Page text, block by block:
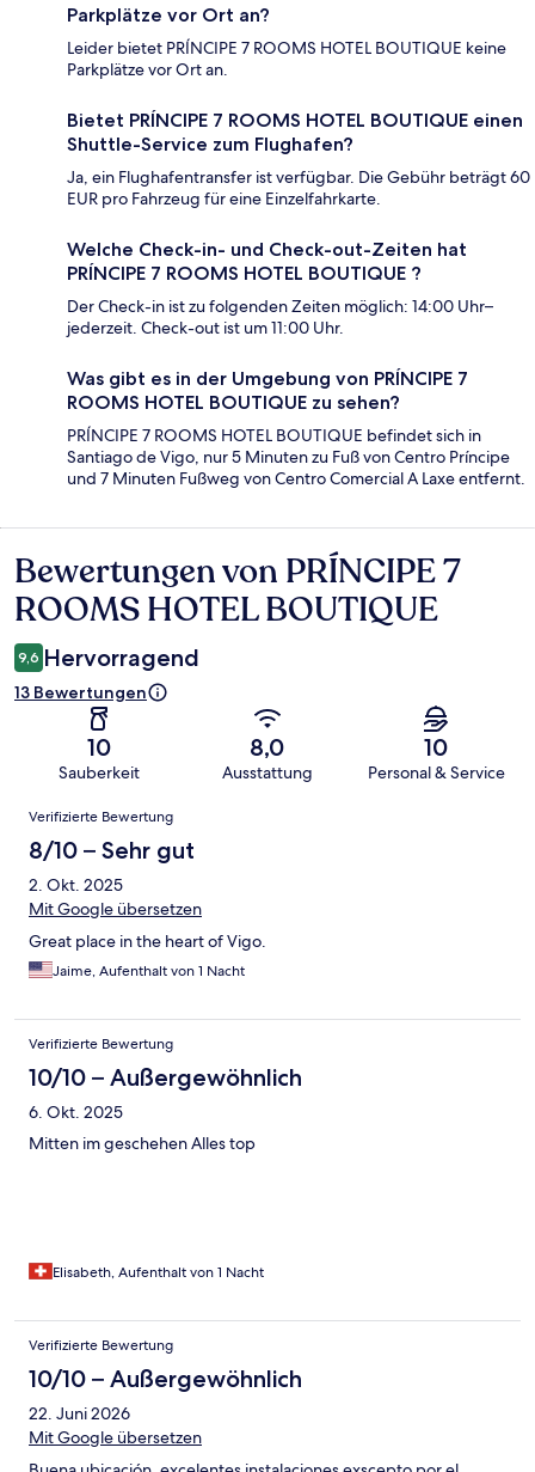
Parkplätze vor Ort an?
Leider bietet PRÍNCIPE 7 ROOMS HOTEL BOUTIQUE keine
Parkplätze vor Ort an.
Bietet PRÍNCIPE 7 ROOMS HOTEL BOUTIQUE einen
Shuttle-Service zum Flughafen?
Ja, ein Flughafentransfer ist verfügbar. Die Gebühr beträgt 60
EUR pro Fahrzeug für eine Einzelfahrkarte.
Welche Check-in- und Check-out-Zeiten hat
PRÍNCIPE 7 ROOMS HOTEL BOUTIQUE ?
Der Check-in ist zu folgenden Zeiten möglich: 14:00 Uhr–
jederzeit. Check-out ist um 11:00 Uhr.
Was gibt es in der Umgebung von PRÍNCIPE 7
ROOMS HOTEL BOUTIQUE zu sehen?
PRÍNCIPE 7 ROOMS HOTEL BOUTIQUE befindet sich in
Santiago de Vigo, nur 5 Minuten zu Fuß von Centro Príncipe
und 7 Minuten Fußweg von Centro Comercial A Laxe entfernt.
Bewertungen
Bewertungen von PRÍNCIPE 7
ROOMS HOTEL BOUTIQUE
9,6 Hervorragend
13 Bewertungen
10
Sauberkeit
8,0
Ausstattung
10
Personal & Service
Bewertungen
Verifizierte Bewertung
8/10 – Sehr gut
2. Okt. 2025
Mit Google übersetzen
Great place in the heart of Vigo.
Jaime, Aufenthalt von 1 Nacht
Verifizierte Bewertung
10/10 – Außergewöhnlich
6. Okt. 2025
Mitten im geschehen Alles top
Elisabeth, Aufenthalt von 1 Nacht
Verifizierte Bewertung
10/10 – Außergewöhnlich
22. Juni 2026
Mit Google übersetzen